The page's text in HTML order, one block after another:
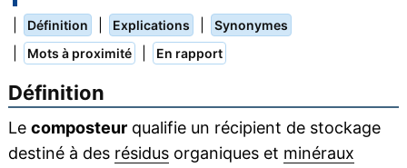
Définition Explications Synonymes
Mots à proximité En rapport
Définition
Le composteurqualifie un récipient de stockage
destiné à des résidusorganiques et minéraux